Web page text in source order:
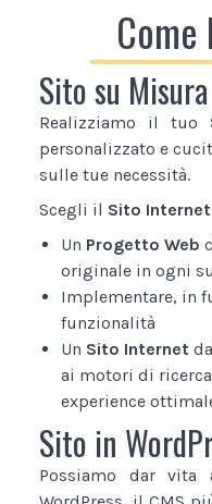
Sito su Misura
Realizziamo il tuo
personalizzato e
sulle tue necessità.
Scegli il Sito Internet
Un Progetto Web
originale in ogni
Implementare, in
funzionalità
Un Sito Internet
ai motori di ricerca
experience
Sito in
Possiamo dar